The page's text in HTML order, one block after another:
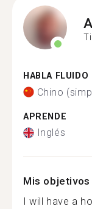
HABLA FLUIDO
Chino
APRENDE
Inglés
Mis
I will have a